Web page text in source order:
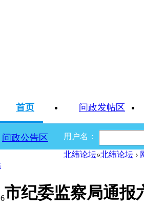
首页 问政发帖区
问政公告区 用户名：
北纬论坛»北纬论坛 ›
6市纪委监察局通报